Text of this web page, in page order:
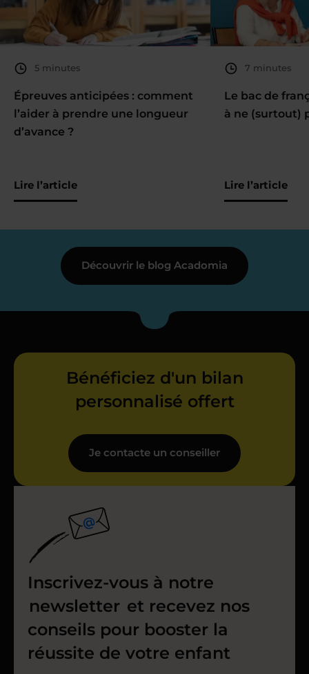
5 minutes
Épreuves anticipées : comment
l’aider à prendre une longueur
d’avance ?
Lire l’article
7 minutes
Le bac de
à ne (surtout)
Lire l’article
Découvrir le blog Acadomia
Bénéficiez d'un bilan
personnalisé offert
Je contacte un conseiller
Inscrivez-vous à notre
newsletter et recevez nos
conseils pour booster la
réussite de votre enfant